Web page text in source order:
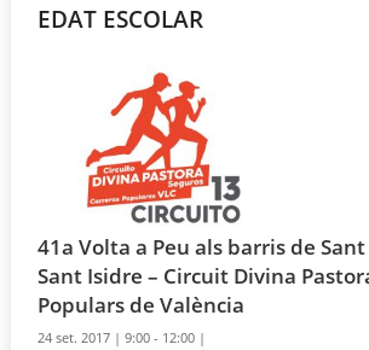
EDAT ESCOLAR
41a Volta a Peu als barris de
Sant Isidre – Circuit Divina
Populars de València
24 set. 2017 |9:00 - 12:00 |